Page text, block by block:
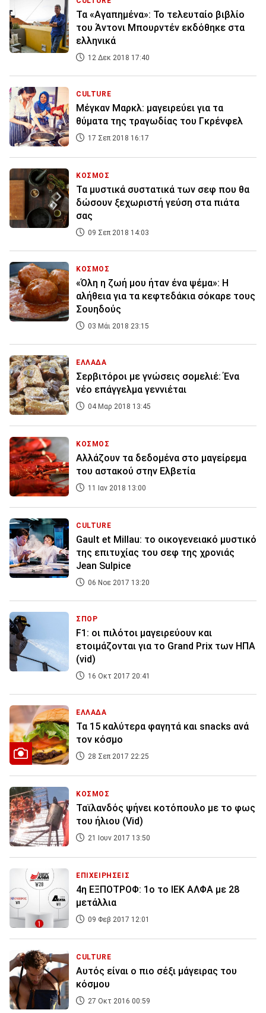
Τα «Αγαπημένα»: Το τελευταίο βιβλίο
του Άντονι Μπουρντέν εκδόθηκε στα
ελληνικά
12 Δεκ 2018 17:40
CULTURE
Mέγκαν Μαρκλ: μαγειρεύει για τα
θύματα της τραγωδίας του Γκρένφελ
17 Σεπ 2018 16:17
ΚΟΣΜΟΣ
Τα μυστικά συστατικά των σεφ που θα
δώσουν ξεχωριστή γεύση στα πιάτα
σας
09 Σεπ 2018 14:03
ΚΟΣΜΟΣ
«Όλη η ζωή μου ήταν ένα ψέμα»: Η
αλήθεια για τα κεφτεδάκια σόκαρε τους
Σουηδούς
03 Μάι 2018 23:15
ΕΛΛΑΔΑ
Σερβιτόροι με γνώσεις σομελιέ: Ένα
νέο επάγγελμα γεννιέται
04 Μαρ 2018 13:45
ΚΟΣΜΟΣ
Αλλάζουν τα δεδομένα στο μαγείρεμα
του αστακού στην Ελβετία
11 Ιαν 2018 13:00
CULTURE
Gault et Millau: το οικογενειακό μυστικό
της επιτυχίας του σεφ της χρονιάς
Jean Sulpice
06 Νοε 2017 13:20
ΣΠΟΡ
F1: οι πιλότοι μαγειρεύουν και
ετοιμάζονται για το Grand Prix των ΗΠΑ
(vid)
16 Οκτ 2017 20:41
ΕΛΛΑΔΑ
Τα 15 καλύτερα φαγητά και snacks ανά
τον κόσμο
28 Σεπ 2017 22:25
ΚΟΣΜΟΣ
Ταϊλανδός ψήνει κοτόπουλο με το φως
του ήλιου (Vid)
21 Ιουν 2017 13:50
ΕΠΙΧΕΙΡΗΣΕΙΣ
4η ΕΞΠΟΤΡΟΦ: 1ο το ΙΕΚ ΑΛΦΑ με 28
μετάλλια
09 Φεβ 2017 12:01
CULTURE
Αυτός είναι ο πιο σέξι μάγειρας του
κόσμου
27 Οκτ 2016 00:59